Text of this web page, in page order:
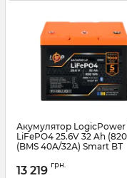
Акумулятор LogicPower
LiFePO4 25.6V 32 Ah
(BMS 40A/32А) Smart BT
13 219 грн.